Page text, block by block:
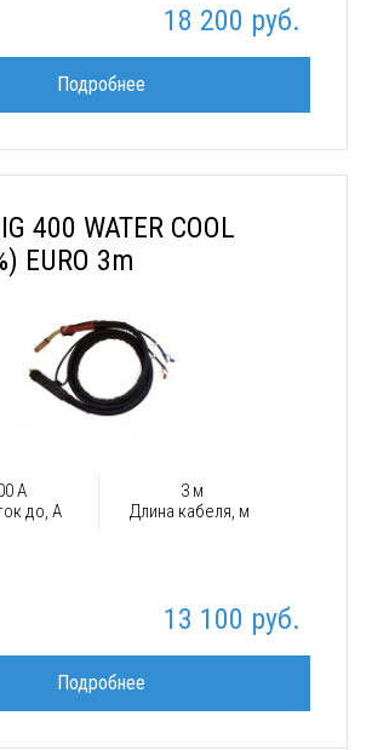
18 200 руб.
Подробнее
400 WATER COOL
EURO 3m
А
до, А
3 м
Длина кабеля, м
13 100 руб.
Подробнее